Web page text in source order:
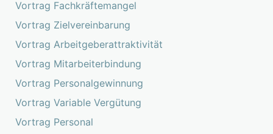
Vortrag Fachkräftemangel
Vortrag Zielvereinbarung
Vortrag Arbeitgeberattraktivität
Vortrag Mitarbeiterbindung
Vortrag Personalgewinnung
Vortrag Variable Vergütung
Vortrag Personal